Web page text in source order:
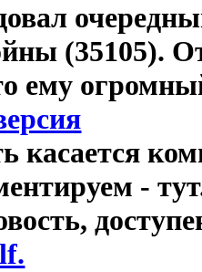
(35105).
ему
касается
-